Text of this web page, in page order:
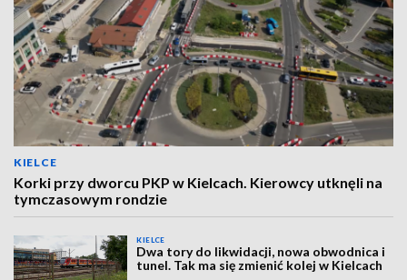
KIELCE
Korki przy dworcu PKP w Kielcach. Kierowcy utknęli na
tymczasowym rondzie
KIELCE
Dwa tory do likwidacji, nowa obwodnica i
tunel. Tak ma się zmienić kolej w Kielcach